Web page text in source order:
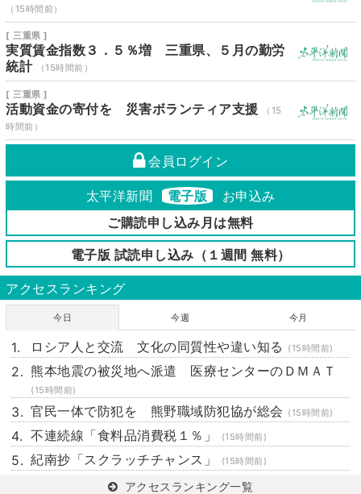
（15時間前）
[ 三重県 ]
実質賃金指数３．５％増 三重県、５月の勤労
統計
（15時間前）
[ 三重県 ]
活動資金の寄付を 災害ボランティア支援
（15
時間前）
会員ログイン
太平洋新聞 電子版
お申込み
ご購読申し込み月は無料
電子版 試読申し込み（１週間 無料）
アクセスランキング
今日 今週 今月
ロシア人と交流 文化の同質性や違い知る (15時間前)
熊本地震の被災地へ派遣 医療センターのＤＭＡＴ
(15時間前)
官民一体で防犯を 熊野職域防犯協が総会 (15時間前)
不連続線「食料品消費税１％」 (15時間前)
紀南抄「スクラッチチャンス」 (15時間前)
アクセスランキング一覧